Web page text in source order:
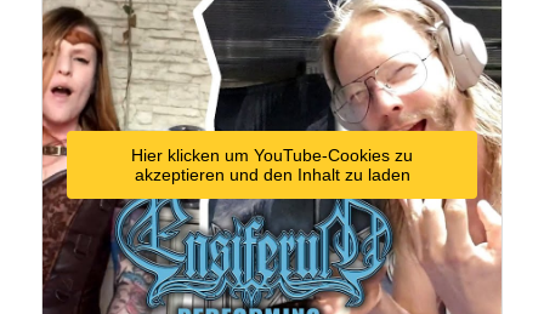
Hier klicken um YouTube-Cookies zu
akzeptieren und den Inhalt zu laden